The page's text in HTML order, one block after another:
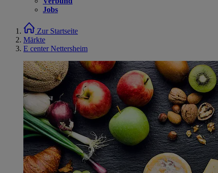
Jobs
Zur Startseite
Märkte
E center Nettersheim